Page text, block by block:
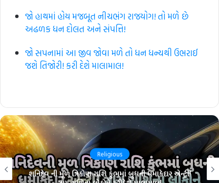
જો હાથમાં હોય મજબૂત નીચભંગ રાજયોગ! તો મળે છે
અઢળક ધન દોલત અને સંપત્તિ!
જો સપનામાં આ જીવ જોવા મળે તો ધન ધન્યથી ઉભરાઈ
જશે તિજોરી! કરી દેશે માલામાલ!
Religious
શનિદેવ ની મૂળ ત્રિકોણ રાશિ કુંભમાં બુધની ધમાકેદાર એન્ટ્રી!